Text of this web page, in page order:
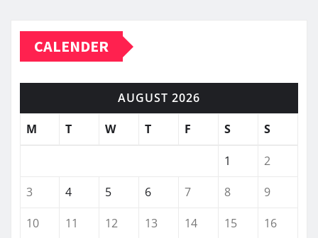
CALENDER
AUGUST 2026
M
T W T F S S
1
2
3
4 5 6 7 8
9
10
11 12 13 14 15
16